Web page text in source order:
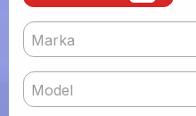
Marka
Model